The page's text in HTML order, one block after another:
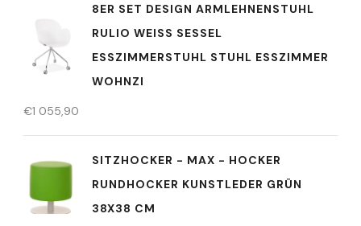
8ER SET DESIGN ARMLEHNENSTUHL
RULIO WEISS SESSEL E
SSZIMMERSTUHL STUHL ESSZIMMER W
OHNZI
€1 055,90
SITZHOCKER - MAX - HOCKER
RUNDHOCKER KUNSTLEDER GRÜN
38X38 CM